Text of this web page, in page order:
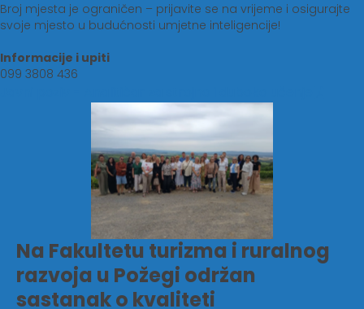
Broj mjesta je ograničen – prijavite se na vrijeme i osigurajte
svoje mjesto u budućnosti umjetne inteligencije!
Informacije i upiti
099 3808 436
Na Fakultetu turizma i ruralnog
razvoja u Požegi održan
sastanak o kvaliteti